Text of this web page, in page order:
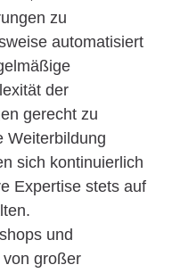
zu
automatisiert
der
gerecht zu
Weiterbildung
sich kontinuierlich
Expertise stets auf
und
großer